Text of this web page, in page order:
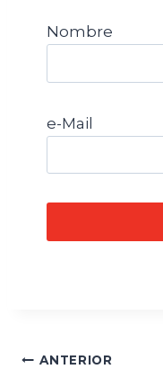
Nombre
e-Mail
ANTERIOR